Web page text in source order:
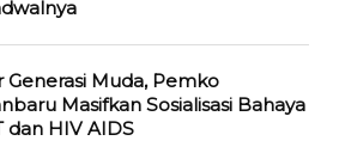
Generasi Muda, Pemko
Masifkan Sosialisasi Bahaya
dan HIV AIDS